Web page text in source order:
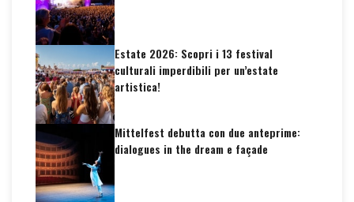
Estate 2026: Scopri i 13 festival
culturali imperdibili per un’estate
artistica!
Mittelfest debutta con due anteprime:
dialogues in the dream e façade